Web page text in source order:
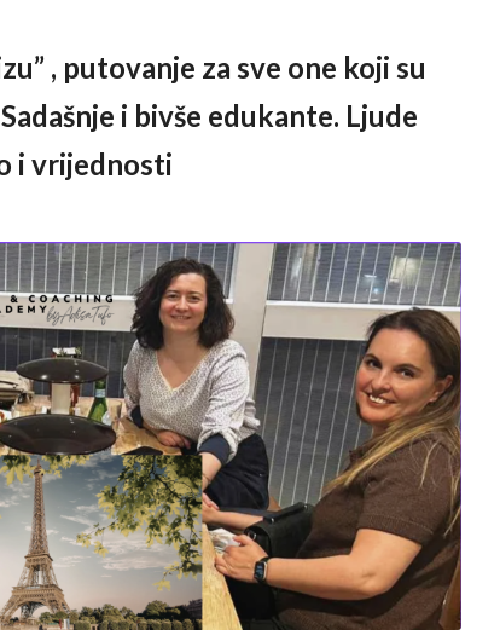
, putovanje za sve one koji su
i bivše edukante. Ljude
i vrijednosti